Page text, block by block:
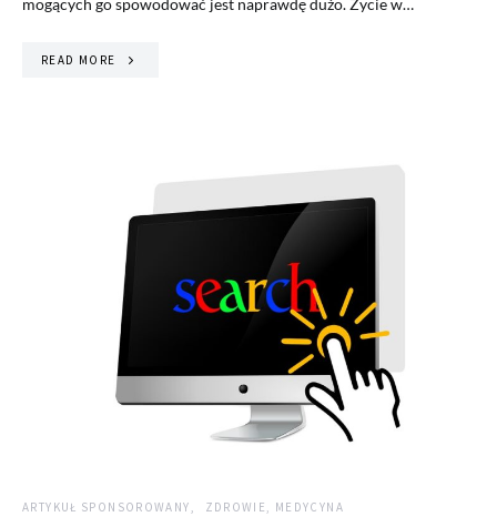
mogących go spowodować jest naprawdę dużo. Życie w…
READ MORE
ARTYKUŁ SPONSOROWANY ZDROWIE, MEDYCYNA